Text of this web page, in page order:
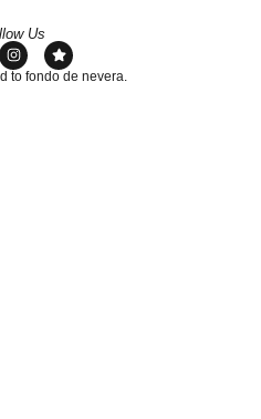
Us
to fondo de nevera.